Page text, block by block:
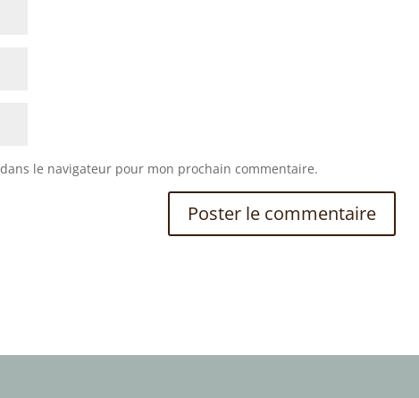
le navigateur pour mon prochain commentaire.